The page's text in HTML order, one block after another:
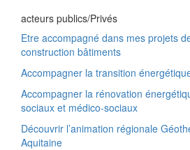
acteurs publics/Privés
Etre accompagné dans mes projets
construction bâtiments
Accompagner la transition
Accompagner la rénovation
sociaux et médico-sociaux
Découvrir l’animation régionale
Aquitaine